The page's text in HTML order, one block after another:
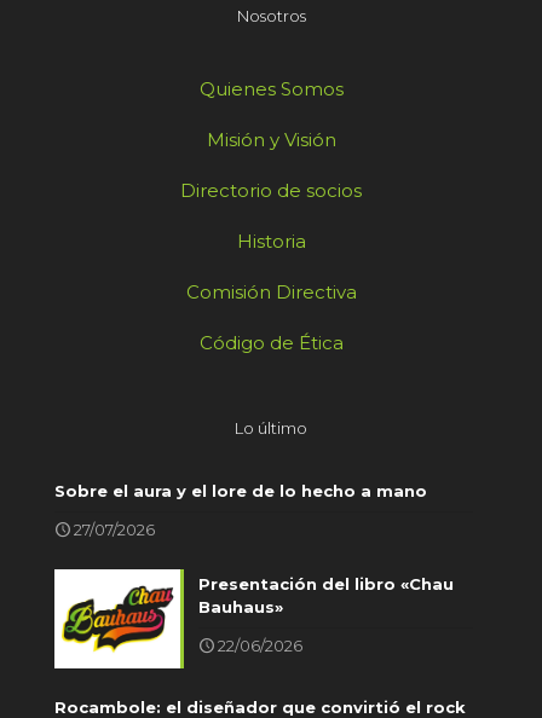
Nosotros
Quienes Somos
Misión y Visión
Directorio de socios
Historia
Comisión Directiva
Código de Ética
Lo último
Sobre el aura y el lore de lo hecho a mano
27/07/2026
Presentación del libro «Chau
Bauhaus»
22/06/2026
Rocambole: el diseñador que convirtió el rock